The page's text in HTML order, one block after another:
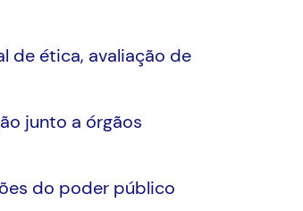
de ética, avaliação de
junto a órgãos
do poder público